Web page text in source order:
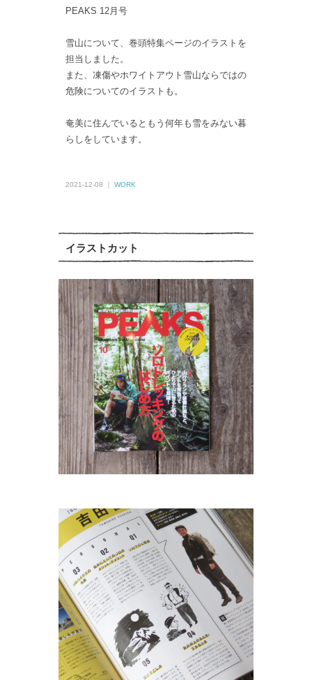
PEAKS 12月号
雪山について、巻頭特集ページのイラストを
担当しました。
また、凍傷やホワイトアウト雪山ならではの
危険についてのイラストも。
奄美に住んでいるともう何年も雪をみない暮
らしをしています。
2021-12-08 ｜ WORK
イラストカット